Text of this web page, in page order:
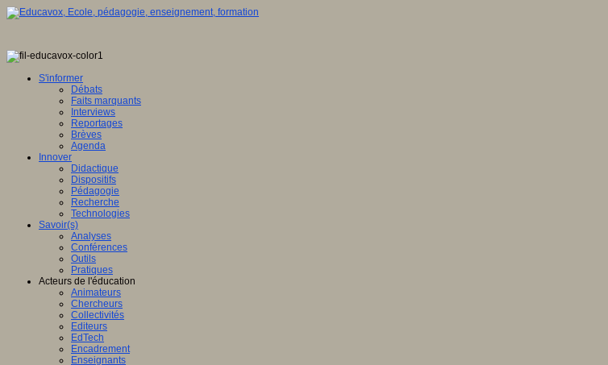
S'informer
Débats
Faits marquants
Interviews
Reportages
Brèves
Agenda
Innover
Didactique
Dispositifs
Pédagogie
Recherche
Technologies
Savoir(s)
Analyses
Conférences
Outils
Pratiques
Acteurs de l'éducation
Animateurs
Chercheurs
Collectivités
Editeurs
EdTech
Encadrement
Enseignants